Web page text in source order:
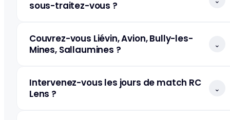
sous-traitez-vous ?
Couvrez-vous Liévin, Avion, Bully-les-
Mines, Sallaumines ?
⌄
Intervenez-vous les jours de match RC
Lens ?
⌄